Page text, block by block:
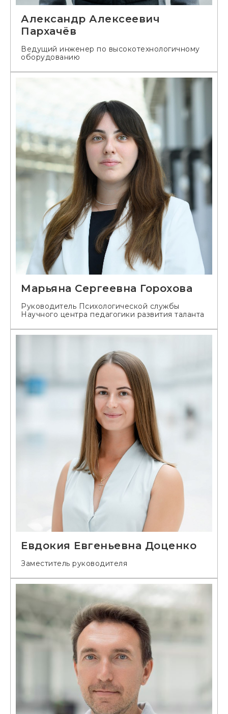
Александр Алексеевич
Пархачёв
Ведущий инженер по высокотехнологичному
оборудованию
Марьяна Сергеевна Горохова
Руководитель Психологической службы
Научного центра педагогики развития таланта
Евдокия Евгеньевна Доценко
Заместитель руководителя